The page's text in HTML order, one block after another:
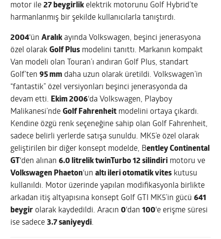
motor ile27 beygirlik elektrik motorunu Golf Hybrid’te
harmanlanmış bir şekilde kullanıcılarla tanıştırdı.
2004‘ünAralık ayında Volkswagen, beşinci jenerasyona
özel olarakGolf Plus modelini tanıttı. Markanın kompakt
Van modeli olan Touran’ı andıran Golf Plus, standart
Golf’ten95 mm daha uzun olarak üretildi. Volkswagen’in
“fantastik” özel versiyonları beşinci jenerasyonda da
devam etti. Ekim 2006‘da Volkswagen, Playboy
Malikanesi’ndeGolf Fahrenheit modelini ortaya çıkardı.
Kendine özgü renk seçeneğine sahip olan Golf Fahrenheit,
sadece belirli yerlerde satışa sunuldu. MK5’e özel olarak
geliştirilen bir diğer konsept modelde, Bentley Continental
GT ‘den alınan6.0 litrelik twinTurbo 12 silindiri motoru ve
Volkswagen Phaeton‘unaltı ileri otomatik vites kutusu
kullanıldı. Motor üzerinde yapılan modifikasyonla birlikte
arkadan itiş altyapısına konsept Golf GTI MK5’in gücü641
beygir olarak kaydedildi. Aracın0‘dan100‘e erişme süresi
ise sadece3.7 saniyeydi.